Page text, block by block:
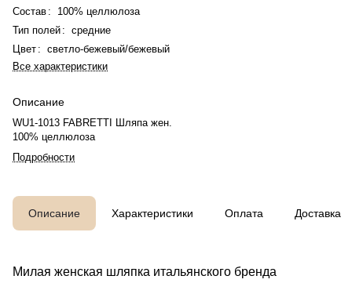
Состав :
100% целлюлоза
Тип полей : средние
Цвет : светло-бежевый/бежевый
Все характеристики
Описание
WU1-1013 FABRETTI Шляпа жен.
100% целлюлоза
Подробности
Описание Характеристики Оплата Доставка
Милая женская шляпка итальянского бренда